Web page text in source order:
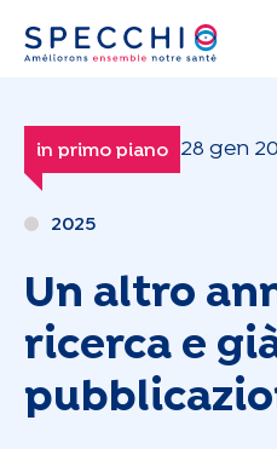
in primo piano 28 gen
2025
Un altro
ricerca e